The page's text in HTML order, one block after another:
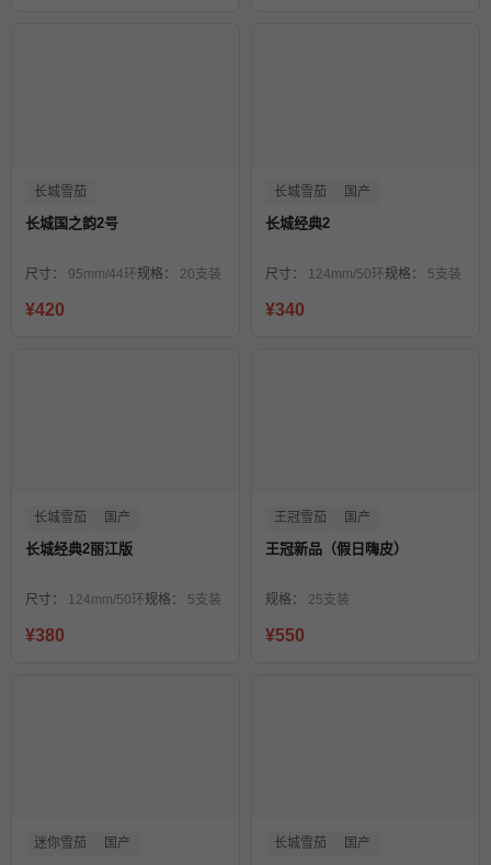
长城雪茄
长城国之韵2号
尺寸： 95mm/44环规格： 20支装
¥420
长城雪茄 国产
长城经典2
尺寸： 124mm/50环规格： 5支装
¥340
长城雪茄 国产
长城经典2丽江版
尺寸： 124mm/50环规格： 5支装
¥380
王冠雪茄 国产
王冠新品（假日嗨皮）
规格： 25支装
¥550
迷你雪茄 国产 长城雪茄 国产